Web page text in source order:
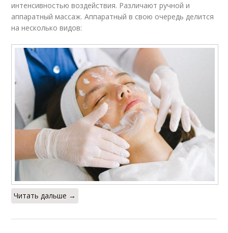
интенсивностью воздействия. Различают ручной и
аппаратный массаж. Аппаратный в свою очередь делится
на несколько видов:
Читать дальше →